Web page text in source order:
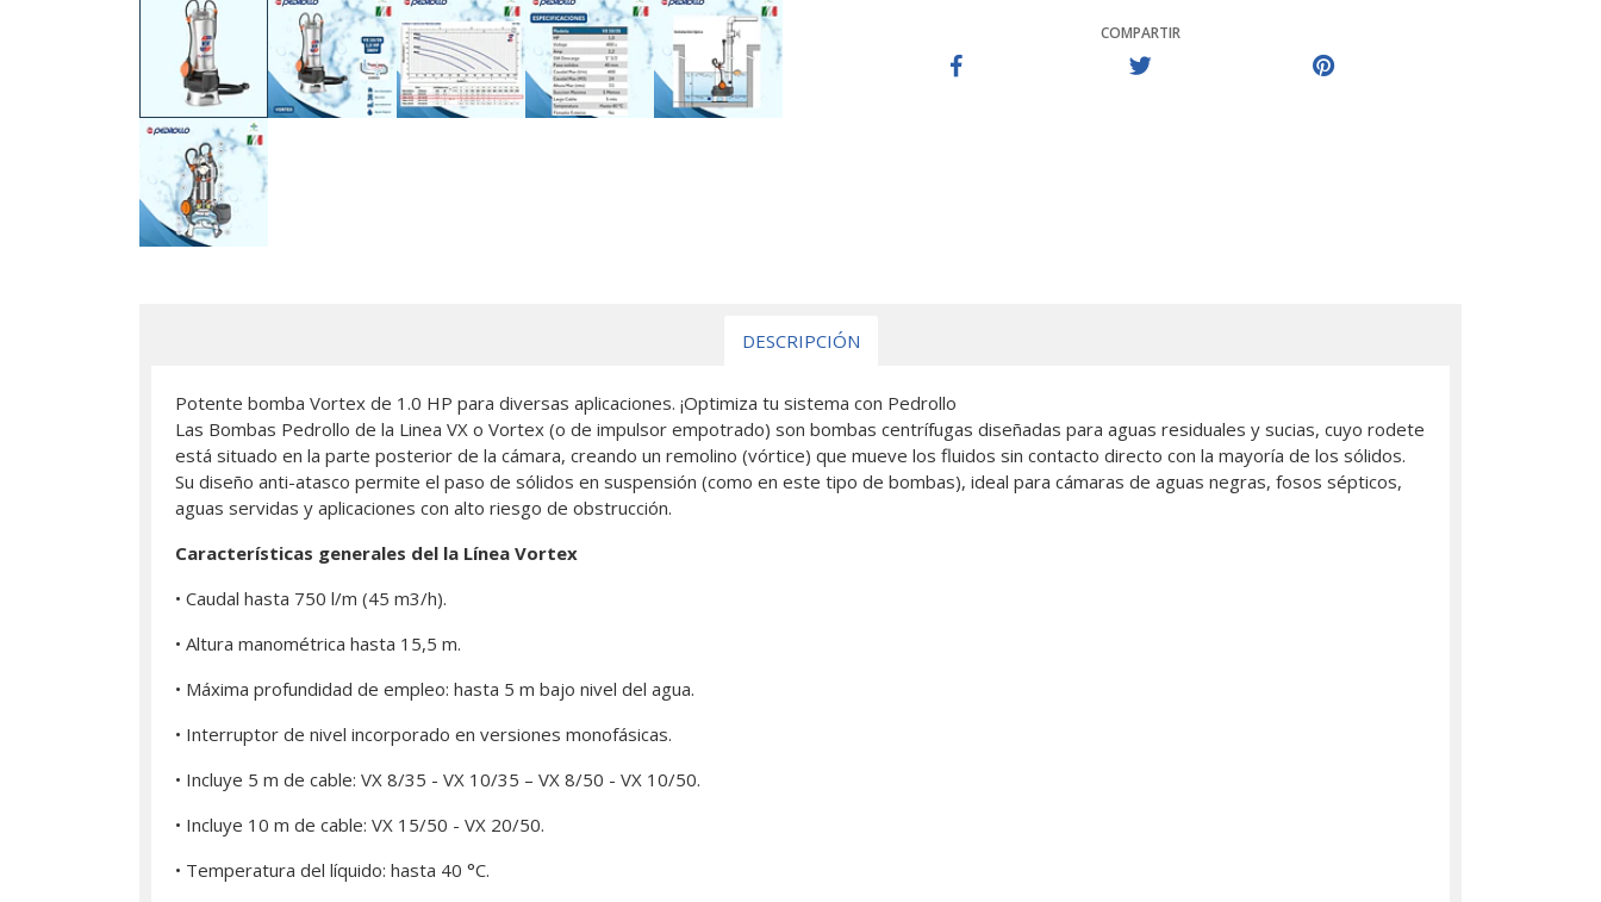
COMPARTIR
DESCRIPCIÓN
Potente bomba Vortex de 1.0 HP para diversas aplicaciones. ¡Optimiza tu sistema con Pedrollo
Las Bombas Pedrollo de la Linea VX o Vortex (o de impulsor empotrado) son bombas centrífugas diseñadas para aguas residuales y sucias, cuyo rodete
está situado en la parte posterior de la cámara, creando un remolino (vórtice) que mueve los fluidos sin contacto directo con la mayoría de los sólidos.
Su diseño anti-atasco permite el paso de sólidos en suspensión (como en este tipo de bombas), ideal para cámaras de aguas negras, fosos sépticos,
aguas servidas y aplicaciones con alto riesgo de obstrucción.
Características generales del la Línea Vortex
• Caudal hasta 750 l/m (45 m3/h).
• Altura manométrica hasta 15,5 m.
• Máxima profundidad de empleo: hasta 5 m bajo nivel del agua.
• Interruptor de nivel incorporado en versiones monofásicas.
• Incluye 5 m de cable: VX 8/35 - VX 10/35 – VX 8/50 - VX 10/50.
• Incluye 10 m de cable: VX 15/50 - VX 20/50.
• Temperatura del líquido: hasta 40 °C.